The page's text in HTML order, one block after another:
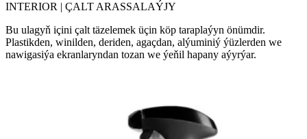
INTERIOR | ÇALT ARASSALAÝJY
Bu ulagyň içini çalt täzelemek üçin köp taraplaýyn önümdir.
Plastikden, winilden, deriden, agaçdan, alýuminiý ýüzlerden we
nawigasiýa ekranlaryndan tozan we ýeňil hapany aýyrýar.